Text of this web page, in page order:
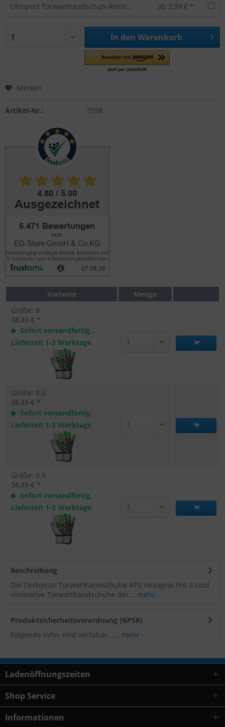
Uhlsport Torwarthandschuh-Reiniger Clean Keeper ab 3,99 € *
In den Warenkorb
Merken
Artikel-Nr.: 7598
Variante
Menge
Größe: 8
38,49 € *
Sofort versandfertig,
Lieferzeit 1-3 Werktage
Größe: 8.5
38,49 € *
Sofort versandfertig,
Lieferzeit 1-3 Werktage
Größe: 9.5
38,49 € *
Sofort versandfertig,
Lieferzeit 1-3 Werktage
Beschreibung
Die Derbystar Torwarthandschuhe APS Hexagrip Pro II sind
innovative Torwarthandschuhe der... mehr
Produktsicherheitsverordnung (GPSR)
Folgende Infos sind verfübar...... mehr
Ladenöffnungszeiten
Shop Service
Informationen